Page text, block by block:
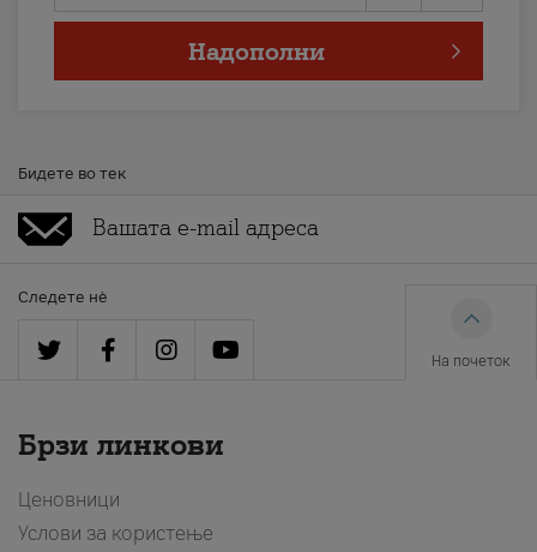
Надополни
Бидете во тек
Следете нè
На почеток
Брзи линкови
Ценовници
Услови за користење